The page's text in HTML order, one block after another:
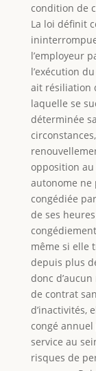
condition de
La loi définit
l’employeur
l’exécution
ait résiliation
laquelle se
déterminée
opposition
autonome ne
congédiée
de ses
même si elle
depuis plus
donc
de contrat
d’inactivités,
congé annuel
service au
risques de